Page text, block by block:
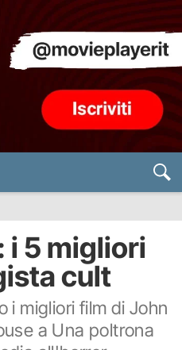
i 5 migliori
cult
i migliori film di John
a Una poltrona